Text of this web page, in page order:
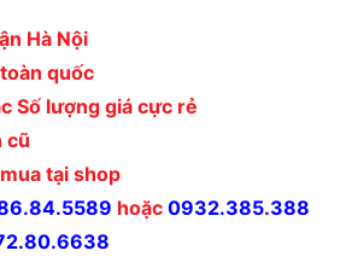
Hà Nội
quốc
Số lượng giá cực rẻ
cũ
tại shop
hoặc 0932.385.388